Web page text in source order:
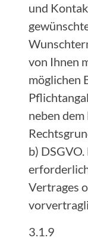
und
von Ihnen
möglichen
neben
b)
Vertrages
3.1.9